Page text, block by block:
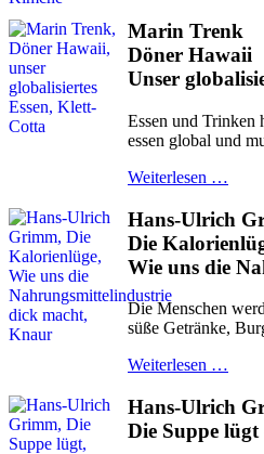
Marin Trenk
Döner Hawaii
Unser
Essen und Trinken
essen global und
Weiterlesen …
Hans-Ulrich
Die
Wie uns die
Die Menschen
süße Getränke,
Weiterlesen …
Hans-Ulrich
Die Suppe lügt